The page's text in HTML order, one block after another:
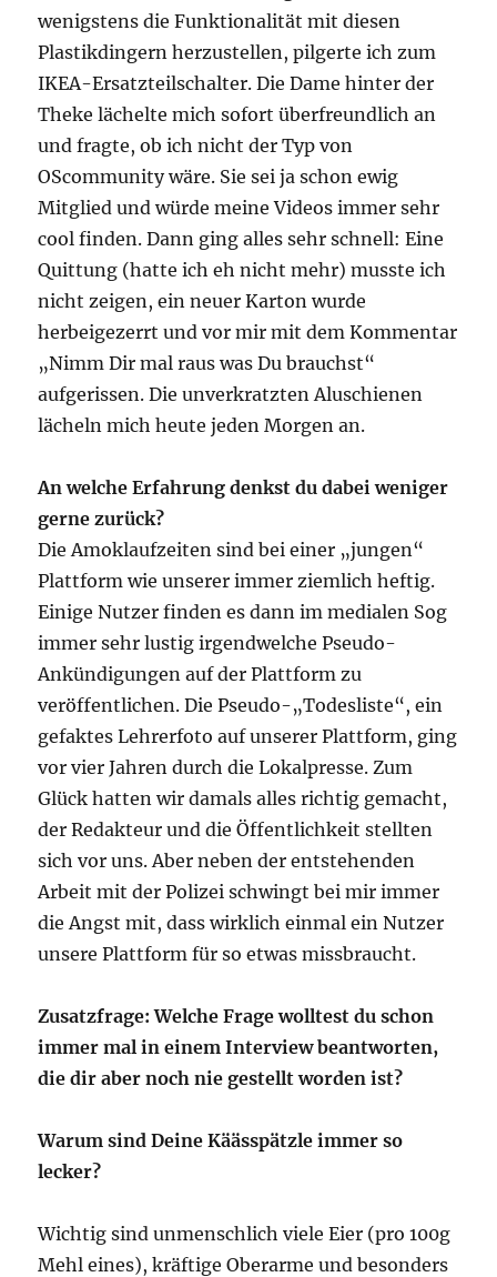
wenigstens die Funktionalität mit diesen
Plastikdingern herzustellen, pilgerte ich zum
IKEA-Ersatzteilschalter. Die Dame hinter der
Theke lächelte mich sofort überfreundlich an
und fragte, ob ich nicht der Typ von
OScommunity wäre. Sie sei ja schon ewig
Mitglied und würde meine Videos immer sehr
cool finden. Dann ging alles sehr schnell: Eine
Quittung (hatte ich eh nicht mehr) musste ich
nicht zeigen, ein neuer Karton wurde
herbeigezerrt und vor mir mit dem Kommentar
„Nimm Dir mal raus was Du brauchst“
aufgerissen. Die unverkratzten Aluschienen
lächeln mich heute jeden Morgen an.
An welche Erfahrung denkst du dabei weniger
gerne zurück?
Die Amoklaufzeiten sind bei einer „jungen“
Plattform wie unserer immer ziemlich heftig.
Einige Nutzer finden es dann im medialen Sog
immer sehr lustig irgendwelche Pseudo-
Ankündigungen auf der Plattform zu
veröffentlichen. Die Pseudo-„Todesliste“, ein
gefaktes Lehrerfoto auf unserer Plattform, ging
vor vier Jahren durch die Lokalpresse. Zum
Glück hatten wir damals alles richtig gemacht,
der Redakteur und die Öffentlichkeit stellten
sich vor uns. Aber neben der entstehenden
Arbeit mit der Polizei schwingt bei mir immer
die Angst mit, dass wirklich einmal ein Nutzer
unsere Plattform für so etwas missbraucht.
Zusatzfrage: Welche Frage wolltest du schon
immer mal in einem Interview beantworten,
die dir aber noch nie gestellt worden ist?
Warum sind Deine Käässpätzle immer so
lecker?
Wichtig sind unmenschlich viele Eier (pro 100g
Mehl eines), kräftige Oberarme und besonders